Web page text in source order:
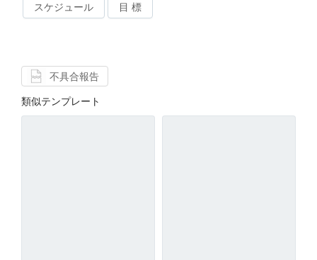
スケジュール 目 標
不具合報告
類似テンプレート